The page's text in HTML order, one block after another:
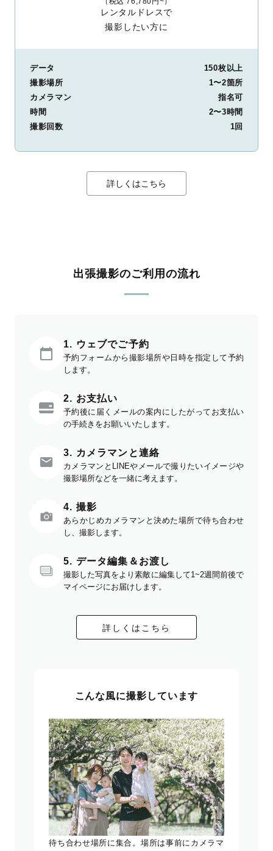
レンタルドレスで
撮影したい方に
データ
150枚以上
撮影場所
1〜2箇所
カメラマン
指名可
時間
2〜3時間
撮影回数
1回
詳しくはこちら
出張撮影のご利用の流れ
1. ウェブでご予約
予約フォームから撮影場所や日時を指定して予約
します。
2. お支払い
予約後に届くメールの案内にしたがってお支払い
の手続きをお願いいたします。
3. カメラマンと連絡
カメラマンとLINEやメールで撮りたいイメージや
撮影場所などを一緒に考えます。
4. 撮影
あらかじめカメラマンと決めた場所で待ち合わせ
し、撮影します。
5. データ編集＆お渡し
撮影した写真をより素敵に編集して1~2週間前後で
マイページにお届けします。
詳しくはこちら
こんな風に撮影しています
待ち合わせ場所に集合。場所は事前にカメラマ